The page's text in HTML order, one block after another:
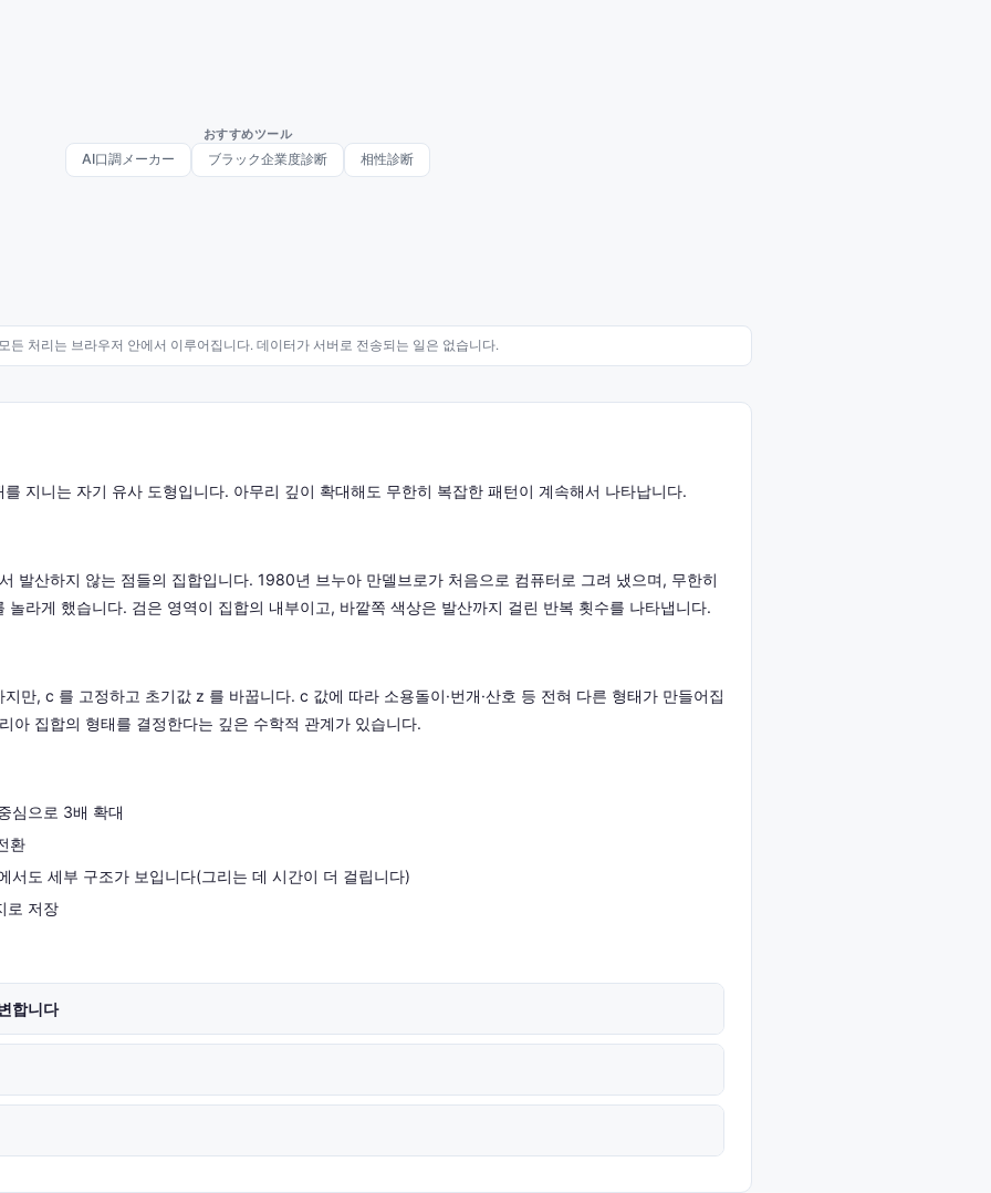
おすすめツール
AI口調メーカー ブラック企業度診断 相性診断
든 처리는 브라우저 안에서 이루어집니다. 데이터가 서버로 전송되는 일은 없습니다.
지니는 자기 유사 도형입니다. 아무리 깊이 확대해도 무한히 복잡한 패턴이 계속해서 나타납니다.
발산하지 않는 점들의 집합입니다. 1980년 브누아 만델브로가 처음으로 컴퓨터로 그려 냈으며, 무한히
놀라게 했습니다. 검은 영역이 집합의 내부이고, 바깥쪽 색상은 발산까지 걸린 반복 횟수를 나타냅니다.
만, c 를 고정하고 초기값 z 를 바꿉니다. c 값에 따라 소용돌이·번개·산호 등 전혀 다른 형태가 만들어집
아 집합의 형태를 결정한다는 깊은 수학적 관계가 있습니다.
심으로 3배 확대
환
서도 세부 구조가 보입니다(그리는 데 시간이 더 걸립니다)
로 저장
합니다